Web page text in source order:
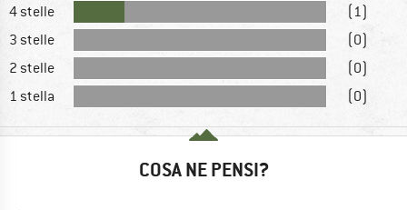
4 stelle
(1)
3 stelle
(0)
2 stelle
(0)
1 stella
(0)
COSA NE PENSI?